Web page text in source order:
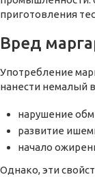
приготовления
Вред
Употребление
нанести немалый
нарушение
развитие
начало
Однако, эти